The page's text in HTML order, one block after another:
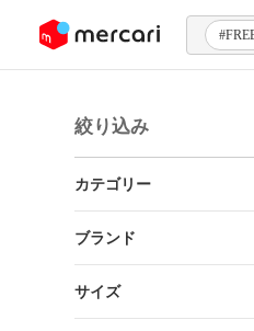
ツにスキップ
絞り込み
カテゴリー
ブランド
サイズ